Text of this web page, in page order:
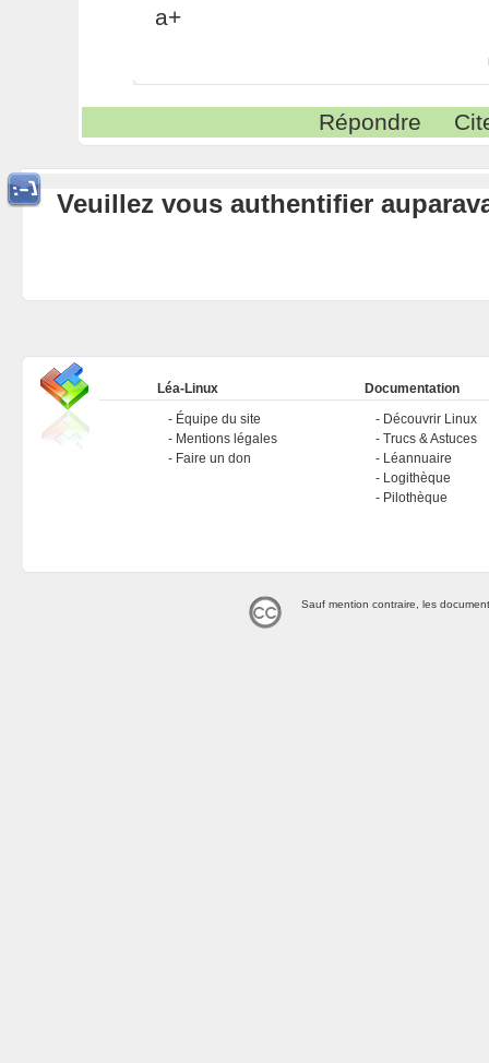
a+
Répondre
Veuillez vous authentifier
Léa-Linux
Équipe du site
Mentions légales
Faire un don
Documentation
Découvrir Linux
Trucs & Astuces
Léannuaire
Logithèque
Pilothèque
Sauf mention contraire, les